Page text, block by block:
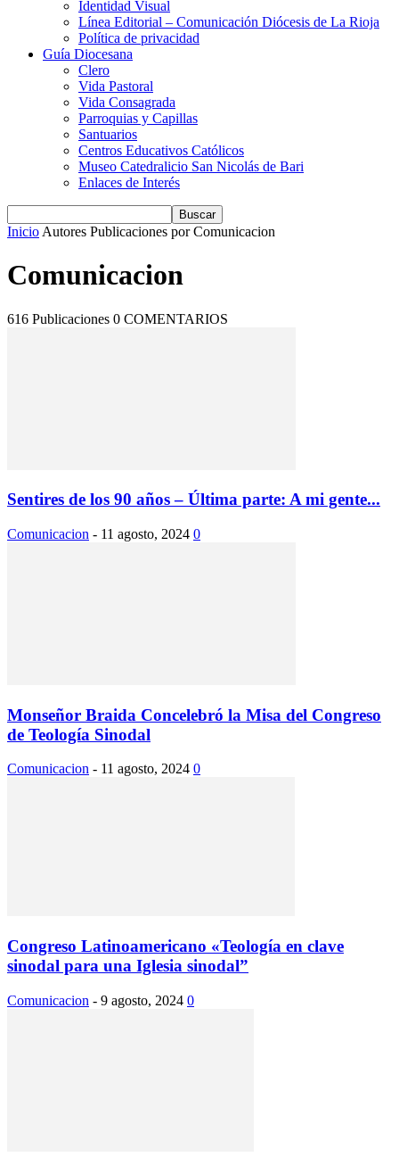
Identidad Visual
Línea Editorial – Comunicación Diócesis de La Rioja
Política de privacidad
Guía Diocesana
Clero
Vida Pastoral
Vida Consagrada
Parroquias y Capillas
Santuarios
Centros Educativos Católicos
Museo Catedralicio San Nicolás de Bari
Enlaces de Interés
Inicio Autores Publicaciones por Comunicacion
Comunicacion
616 Publicaciones 0 COMENTARIOS
Sentires de los 90 años – Última parte: A mi gente...
Comunicacion - 11 agosto, 2024 0
Monseñor Braida Concelebró la Misa del Congreso
de Teología Sinodal
Comunicacion - 11 agosto, 2024 0
Congreso Latinoamericano «Teología en clave
sinodal para una Iglesia sinodal”
Comunicacion - 9 agosto, 2024 0